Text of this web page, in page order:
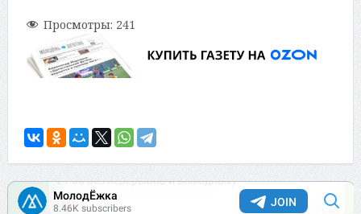
Просмотры: 241